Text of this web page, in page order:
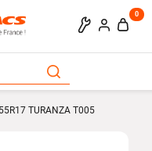
0
TURANZA T005